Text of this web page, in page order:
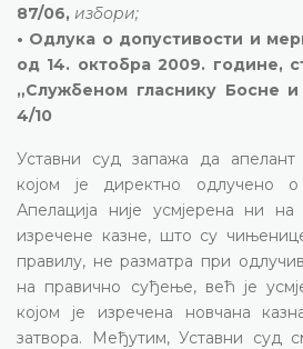
87/06, избори;
• Одлука о допустивости и
од 14. октобра 2009. године,
„Службеном гласнику Босне
4/10
Уставни суд запажа да
којом је директно одлучено о
Апелација није усмјерена ни
изречене казне, што су
правилу, не разматра при
на правично суђење, већ је
којом је изречена новчана
затвора. Међутим, Уставни суд